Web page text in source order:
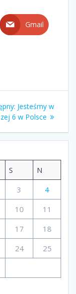
Gmail
Następny
wpis:
Jesteśmy w
6 w Polsce
S
N
3
4
10
11
17
18
24
25